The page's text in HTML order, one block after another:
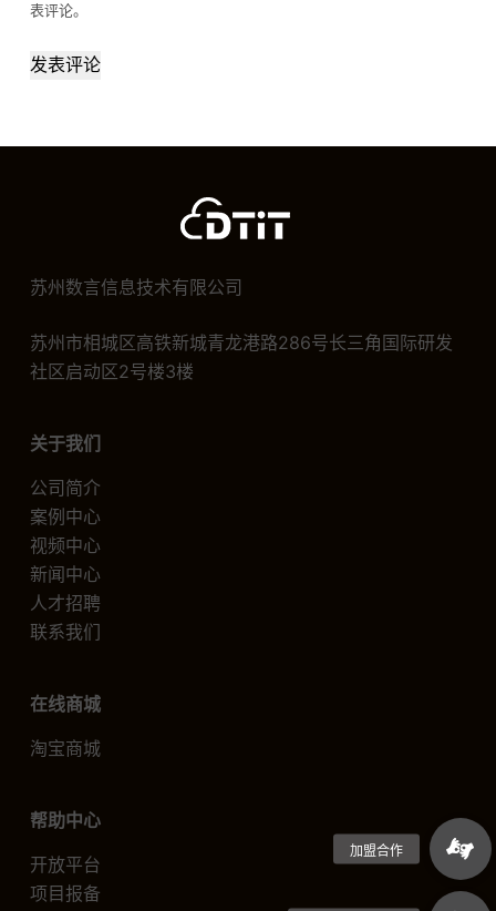
表评论。
发表评论
苏州数言信息技术有限公司
苏州市相城区高铁新城青龙港路286号长三角国际研发
社区启动区2号楼3楼
关于我们
公司简介
案例中心
视频中心
新闻中心
人才招聘
联系我们
在线商城
淘宝商城
帮助中心
开放平台
项目报备